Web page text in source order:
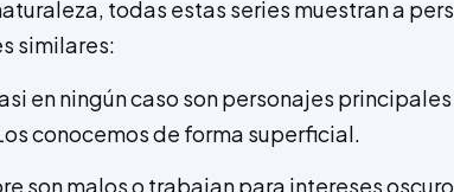
todas estas series muestran a
similares:
en ningún caso son personajes
conocemos de forma superficial.
son malos o trabajan para intereses